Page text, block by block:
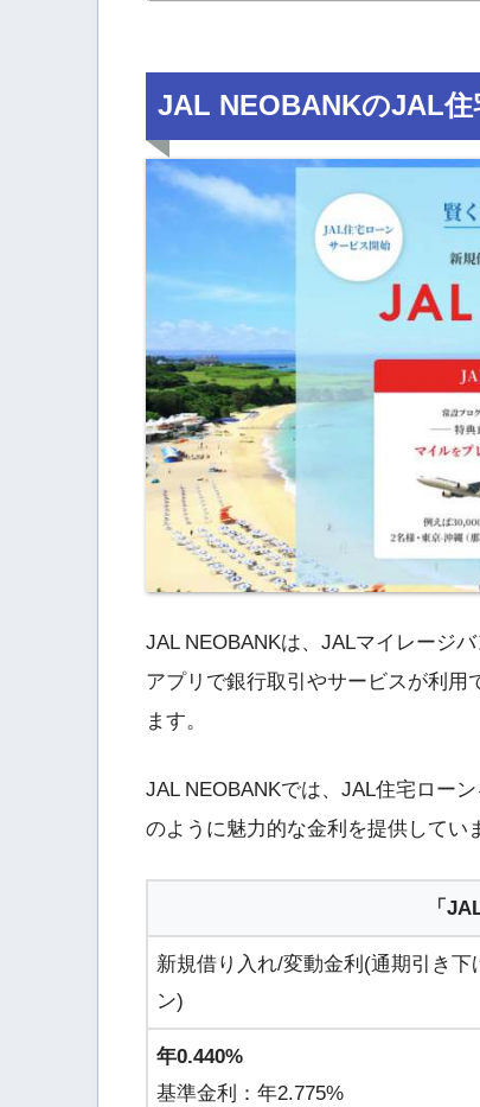
JAL NEOBANKのJAL
JAL NEOBANKは、JALマイレージ
アプリで銀行取引やサービスが利用
ます。
JAL NEOBANKでは、JAL住宅ロー
のように魅力的な金利を提供してい
「
新規借り入れ/変動金利(通期引き下
ン)
年0.440%
基準金利：年2.775%